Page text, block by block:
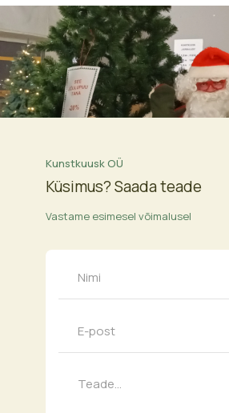
Kunstkuusk OÜ
Küsimus? Saada teade
Vastame esimesel võimalusel